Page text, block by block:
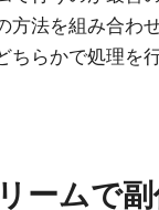
方法を組み合わ
ちらかで処理を
ームで副